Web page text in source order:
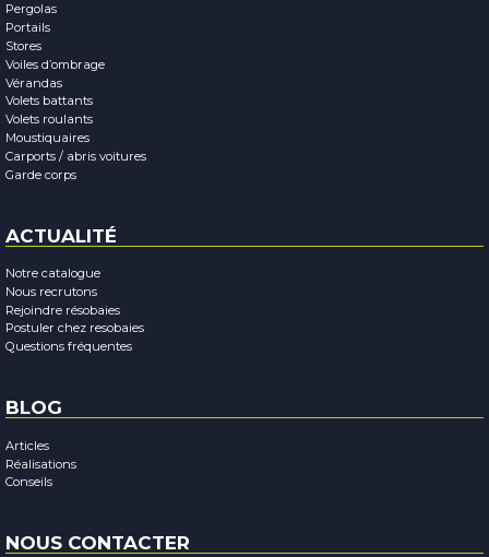
Pergolas
Portails
Stores
Voiles d’ombrage
Vérandas
Volets battants
Volets roulants
Moustiquaires
Carports / abris voitures
Garde corps
ACTUALITÉ
Notre catalogue
Nous recrutons
Rejoindre résobaies
Postuler chez resobaies
Questions fréquentes
BLOG
Articles
Réalisations
Conseils
NOUS CONTACTER